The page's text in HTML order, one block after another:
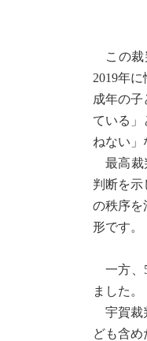
この裁
2019年
成年の
ている
ねない」
最高裁
判断を示
の秩序を
形です。
一方、
ました。
宇賀裁
ども含